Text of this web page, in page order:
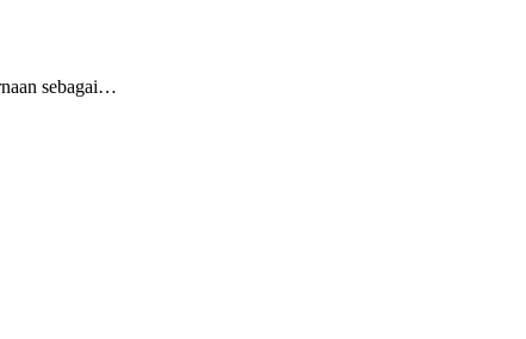
sebagai…